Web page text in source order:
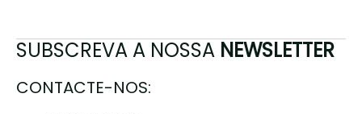
SUBSCREVA A NOSSA NEWSLETTER
CONTACTE-NOS: